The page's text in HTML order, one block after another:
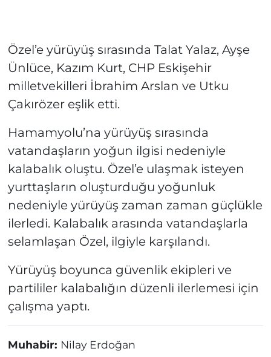
Özel’e yürüyüş sırasında Talat Yalaz, Ayşe
Ünlüce, Kazım Kurt, CHP Eskişehir
milletvekilleri İbrahim Arslan ve Utku
Çakırözer eşlik etti.
Hamamyolu’na yürüyüş sırasında
vatandaşların yoğun ilgisi nedeniyle
kalabalık oluştu. Özel’e ulaşmak isteyen
yurttaşların oluşturduğu yoğunluk
nedeniyle yürüyüş zaman zaman güçlükle
ilerledi. Kalabalık arasında vatandaşlarla
selamlaşan Özel, ilgiyle karşılandı.
Yürüyüş boyunca güvenlik ekipleri ve
partililer kalabalığın düzenli ilerlemesi için
çalışma yaptı.
Muhabir: Nilay Erdoğan